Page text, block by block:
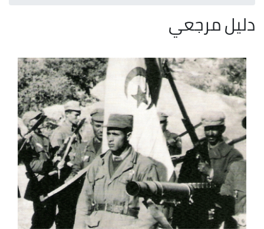
دليل مرجعي